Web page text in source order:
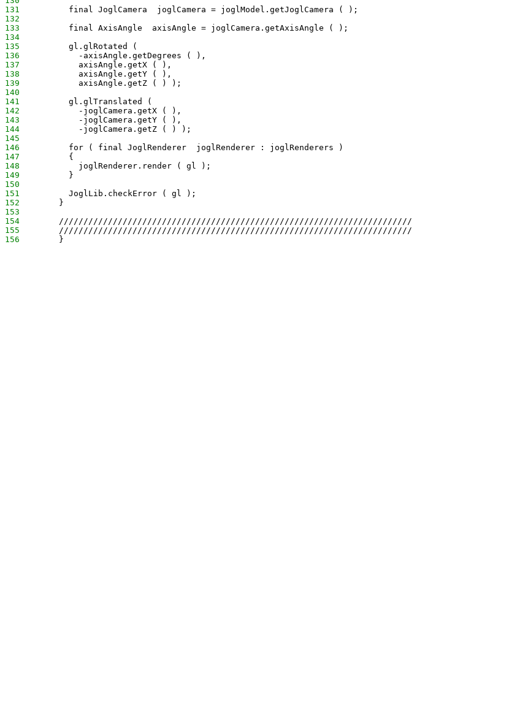
131
          final JoglCamera  joglCamera = joglModel.getJoglCamera ( );
132
133
          final AxisAngle  axisAngle = joglCamera.getAxisAngle ( );
134
135
          gl.glRotated (
136
            -axisAngle.getDegrees ( ),
137
            axisAngle.getX ( ),
138
            axisAngle.getY ( ),
139
            axisAngle.getZ ( ) );
140
141
          gl.glTranslated (
142
            -joglCamera.getX ( ),
143
            -joglCamera.getY ( ),
144
            -joglCamera.getZ ( ) );
145
146
          for ( final JoglRenderer  joglRenderer : joglRenderers )
147
          {
148
            joglRenderer.render ( gl );
149
          }
150
151
          JoglLib.checkError ( gl );
152
        }
153
154
        ////////////////////////////////////////////////////////////////////////
155
        ////////////////////////////////////////////////////////////////////////
156
        }